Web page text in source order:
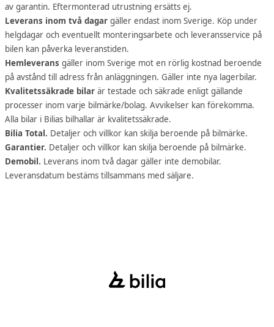
av garantin. Eftermonterad utrustning ersätts ej.
Leverans inom två dagar gäller endast inom Sverige. Köp under
helgdagar och eventuellt monteringsarbete och leveransservice på
bilen kan påverka leveranstiden.
Hemleverans gäller inom Sverige mot en rörlig kostnad beroende
på avstånd till adress från anläggningen. Gäller inte nya lagerbilar.
Kvalitetssäkrade bilar är testade och säkrade enligt gällande
processer inom varje bilmärke/bolag. Avvikelser kan förekomma.
Alla bilar i Bilias bilhallar är kvalitetssäkrade.
Bilia Total. Detaljer och villkor kan skilja beroende på bilmärke.
Garantier. Detaljer och villkor kan skilja beroende på bilmärke.
Demobil. Leverans inom två dagar gäller inte demobilar.
Leveransdatum bestäms tillsammans med säljare.